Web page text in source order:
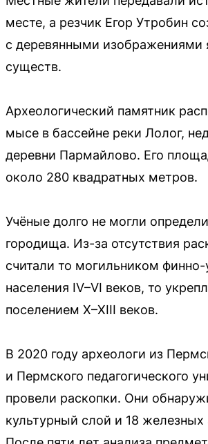
месте, а резчик Егор Утробин
с деревянными изображениями
существ.
Археологический памятник
мысе в бассейне реки Лолог,
деревни Пармайлово. Его
около 280 квадратных метров.
Учёные долго не могли
городища. Из-за отсутствия
считали то могильником финно-
населения IV–VI веков, то
поселением X–XIII веков.
В 2020 году археологи из
и Пермского педагогического
провели раскопки. Они
культурный слой и 18 железных